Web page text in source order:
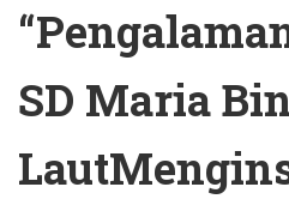
SD Maria